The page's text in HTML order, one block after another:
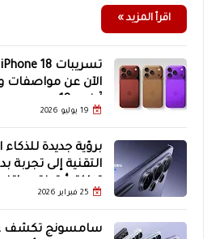
اقرأ المزيد »
الآن عن مواصفات
19 يوليو 2026
برؤية جديدة
التقنية إلى
هواتف Galaxy S26
25 فبراير 2026
سامسونج تكشف